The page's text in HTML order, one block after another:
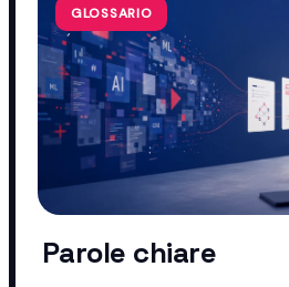
GLOSSARIO
Parole chiare